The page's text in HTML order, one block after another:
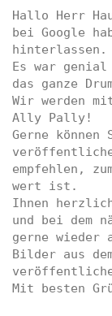
Hallo Herr
bei Google
hinterlassen.
Es war
das ganze
Wir werden
Ally Pally!
Gerne können
empfehlen,
wert ist.
Ihnen
und bei dem
gerne wieder
Bilder aus